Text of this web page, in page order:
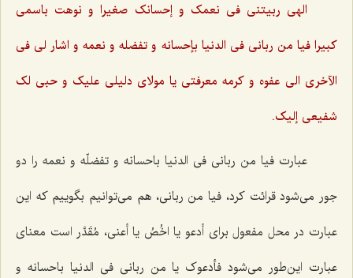
الهی ربیتنی فی نعمک و إحسانک صغیرا و نوهت باسمی
کبیرا فیا من ربانی فی الدنیا بإحسانه و تفضله و نعمه و اشار لی فی
الآخرى الی عفوه و کرمه معرفتی یا مولای دلیلی علیک و حبی لک
شفیعی إلیک.
عبارت فیا من ربانی فی الدنیا باحسانه و تفضلّه و نعمه را دو
جور می‌شود قرائت کرد، فیا من ربانی، هم می‌توانیم بگوییم که این
عبارت در محل مفعول برای أدعو یا اخُصُ یا أعنی، مُقَدَّر است معنای
عبارت این‌طور می‌شود فأدعوک یا من ربانی فی الدنیا باحسانه و